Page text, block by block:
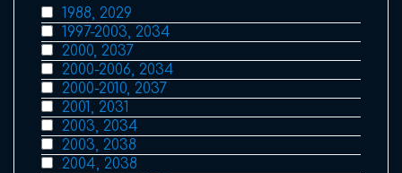
1988, 2029
1997-2003, 2034
2000, 2037
2000-2006, 2034
2000-2010, 2037
2001, 2031
2003, 2034
2003, 2038
2004, 2038